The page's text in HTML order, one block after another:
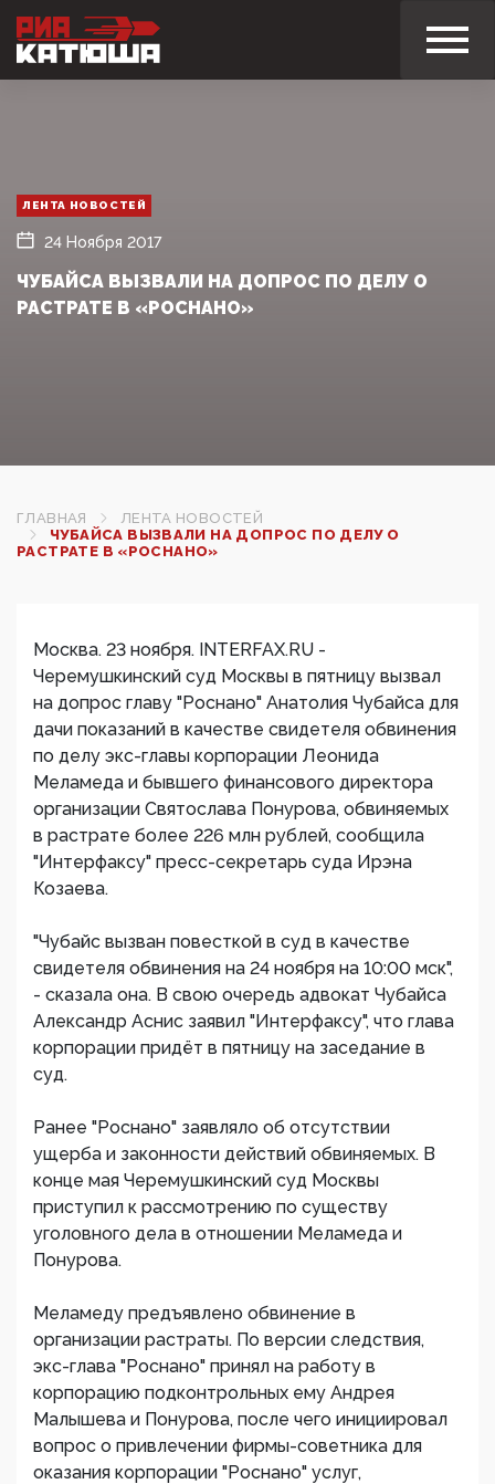
ЛЕНТА НОВОСТЕЙ
24 Ноября 2017
ЧУБАЙСА ВЫЗВАЛИ НА ДОПРОС ПО ДЕЛУ О
РАСТРАТЕ В «РОСНАНО»
ГЛАВНАЯ
ЛЕНТА НОВОСТЕЙ
ЧУБАЙСА ВЫЗВАЛИ НА ДОПРОС ПО ДЕЛУ О
РАСТРАТЕ В «РОСНАНО»
Москва. 23 ноября. INTERFAX.RU -
Черемушкинский суд Москвы в пятницу вызвал
на допрос главу "Роснано" Анатолия Чубайса для
дачи показаний в качестве свидетеля обвинения
по делу экс-главы корпорации Леонида
Меламеда и бывшего финансового директора
организации Святослава Понурова, обвиняемых
в растрате более 226 млн рублей, сообщила
"Интерфаксу" пресс-секретарь суда Ирэна
Козаева.
"Чубайс вызван повесткой в суд в качестве
свидетеля обвинения на 24 ноября на 10:00 мск",
- сказала она. В свою очередь адвокат Чубайса
Александр Аснис заявил "Интерфаксу", что глава
корпорации придёт в пятницу на заседание в
суд.
Ранее "Роснано" заявляло об отсутствии
ущерба и законности действий обвиняемых. В
конце мая Черемушкинский суд Москвы
приступил к рассмотрению по существу
уголовного дела в отношении Меламеда и
Понурова.
Меламеду предъявлено обвинение в
организации растраты. По версии следствия,
экс-глава "Роснано" принял на работу в
корпорацию подконтрольных ему Андрея
Малышева и Понурова, после чего инициировал
вопрос о привлечении фирмы-советника для
оказания корпорации "Роснано" услуг,